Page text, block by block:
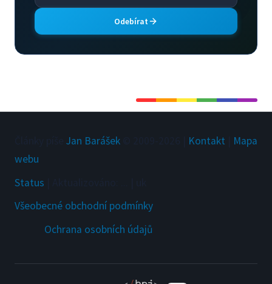
Odebírat
Jan Barášek Kontakt
Mapa
webu
Status
Všeobecné obchodní podmínky
Ochrana osobních údajů